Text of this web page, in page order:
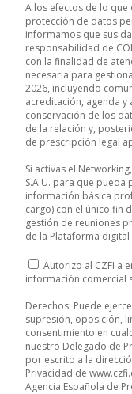
A los efectos de lo
protección de datos
informamos que sus
responsabilidad de
con la finalidad de
necesaria para
2026, incluyendo
acreditación, agenda y
conservación de los
de la relación y,
de prescripción legal
Si activas el
S.A.U. para que
información básica
cargo) con el único fin
gestión de reuniones
de la Plataforma digital
Autorizo al CZFI a
información comercial
Derechos: Puede
supresión, oposición,
consentimiento en
nuestro Delegado de
por escrito a la
Privacidad de
Agencia Española de